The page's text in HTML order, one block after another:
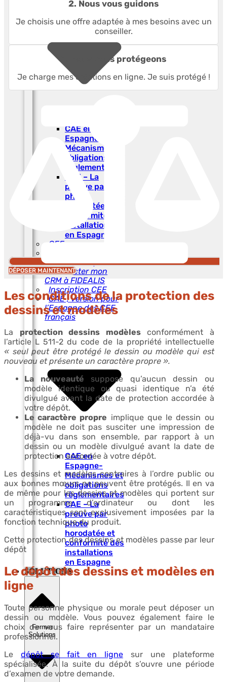
CAE en
Espagne-
Mécanismes et
obligations
règlementaires
CAE – La
preuve par
photo
horodatée et
conformité des
installations
en Espagne
CEE
charge de la preuve
Connecter mon
CRM à FIDEALIS
Inscription CEE
CAE , version pour
l’Espagne des CEE
français
CAE en
Espagne-
Mécanismes et
obligations
règlementaires
CAE – La
preuve par
photo
horodatée et
conformité des
installations
en Espagne
SOLUTIONS
Fermer
Solutions
2. Nous vous guidons
Je choisis une offre adaptée à mes besoins avec un
conseiller.
3. Nous vous protégeons
Je charge mes créations en ligne. Je suis protégé !
DÉPOSER MAINTENANT
Les conditions de la protection des
dessins et modèles
La protection dessins modèlesconformément à
l’article L 511-2 du code de la propriété intellectuelle
« seul peut être protégé le dessin ou modèle qui est
nouveau et présente un caractère propre ».
La nouveauté suppose qu’aucun dessin ou
modèle identique ou quasi identique n’a été
divulgué avant la date de protection accordée à
votre dépôt.
Le caractère propre implique que le dessin ou
modèle ne doit pas susciter une impression de
déjà-vu dans son ensemble, par rapport à un
dessin ou un modèle divulgué avant la date de
protection accordée à votre dépôt.
Les dessins et modèles contraires à l’ordre public ou
aux bonnes mœurs ne peuvent être protégés. Il en va
de même pour les dessins et modèles qui portent sur
un programme d’ordinateur ou dont les
caractéristiques sont exclusivement imposées par la
fonction technique du produit.
Cette protection des dessins et modèles passe par leur
dépôt
Le dépôt des dessins et modèles en
ligne
Toute personne physique ou morale peut déposer un
dessin ou modèle. Vous pouvez également faire le
choix de vous faire représenter par un mandataire
professionnel.
Le dépôt se fait en lignesur une plateforme
spécialisée. À la suite du dépôt s’ouvre une période
d’examen de votre demande.